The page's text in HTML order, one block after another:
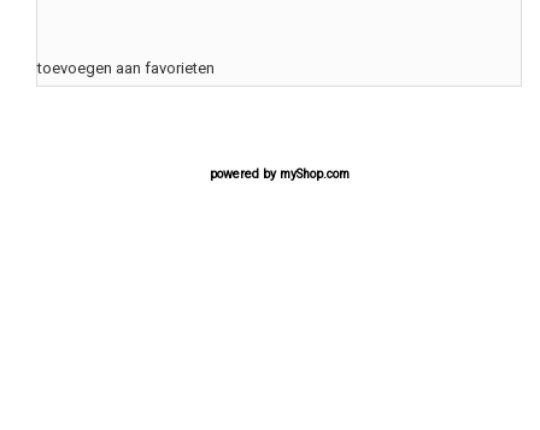
toevoegen aan favorieten
powered by myShop.com